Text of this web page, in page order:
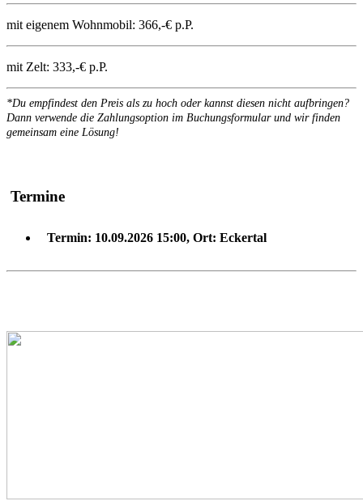
mit eigenem Wohnmobil: 366,-€ p.P.
mit Zelt: 333,-€ p.P.
*Du empfindest den Preis als zu hoch oder kannst diesen nicht aufbringen?
Dann verwende die Zahlungsoption im Buchungsformular und wir finden
gemeinsam eine Lösung!
Termine
Termin: 10.09.2026 15:00, Ort: Eckertal